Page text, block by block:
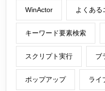
WinActor よくある
キーワード要素検索
スクリプト実行 ブ
ポップアップ ライ